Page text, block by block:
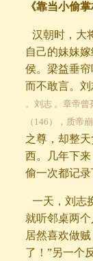
《靠当小偷
汉朝时，大
自己的妹妹
侯。梁益垂
而不敢言。
。刘志 。章帝
（146），质帝
之尊，却整
西。几年下
偷一次都记
一天，刘志
就听邻桌两
居然喜欢做
了！”另一个